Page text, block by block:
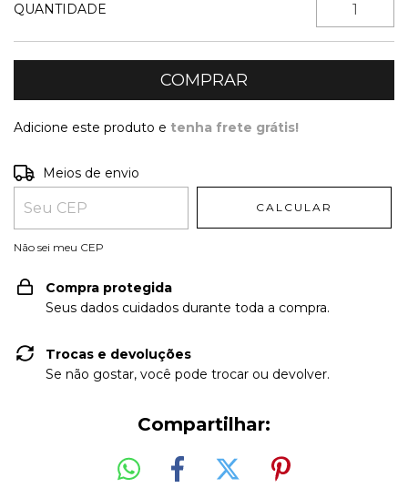
QUANTIDADE
Adicione este produto e tenha frete grátis!
Entregas para o CEP:
Meios de envio
CALCULAR
Não sei meu CEP
Compra protegida
Seus dados cuidados durante toda a compra.
Trocas e devoluções
Se não gostar, você pode trocar ou devolver.
Compartilhar: